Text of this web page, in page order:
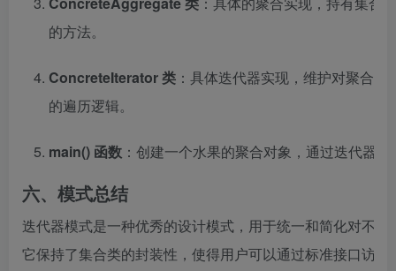
的方法。
ConcreteIterator 类 ：具体迭代器实现，维护对聚合
的遍历逻辑。
main() 函数 ：创建一个水果的聚合对象，通过迭代器
六、模式总结
迭代器模式是一种优秀的设计模式，用于统一和简化对不
它保持了集合类的封装性，使得用户可以通过标准接口访